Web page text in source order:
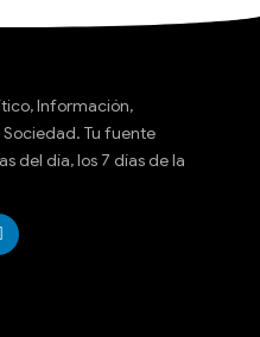
Información,
Tu fuente
del día, los 7 días de la